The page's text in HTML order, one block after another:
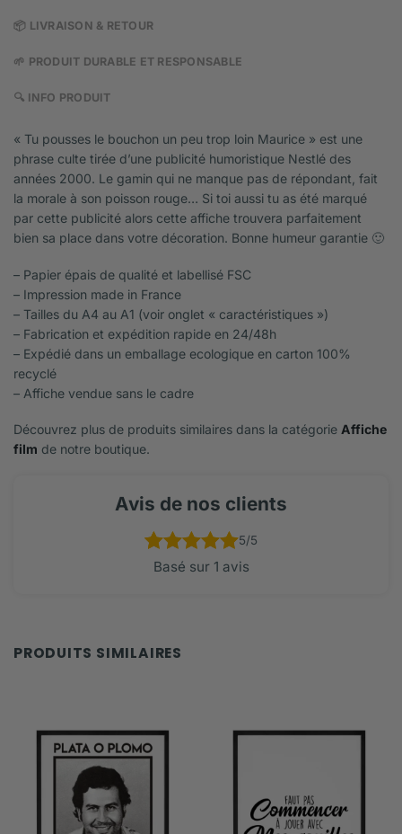
📦 LIVRAISON & RETOUR
🌱 PRODUIT DURABLE ET RESPONSABLE
🔍 INFO PRODUIT
« Tu pousses le bouchon un peu trop loin Maurice » est une
phrase culte tirée d’une publicité humoristique Nestlé des
années 2000. Le gamin qui ne manque pas de répondant, fait
la morale à son poisson rouge… Si toi aussi tu as été marqué
par cette publicité alors cette affiche trouvera parfaitement
bien sa place dans votre décoration. Bonne humeur garantie 🙂
– Papier épais de qualité et labellisé FSC
– Impression made in France
– Tailles du A4 au A1 (voir onglet « caractéristiques »)
– Fabrication et expédition rapide en 24/48h
– Expédié dans un emballage ecologique en carton 100%
recyclé
– Affiche vendue sans le cadre
Découvrez plus de produits similaires dans la catégorie Affiche
film de notre boutique.
Avis de nos clients
Noté 5.00
5/5
Basé sur 1 avis
PRODUITS SIMILAIRES